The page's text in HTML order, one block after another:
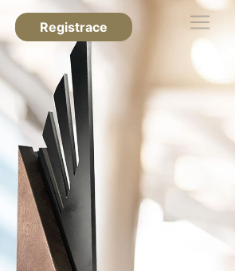
Registrace